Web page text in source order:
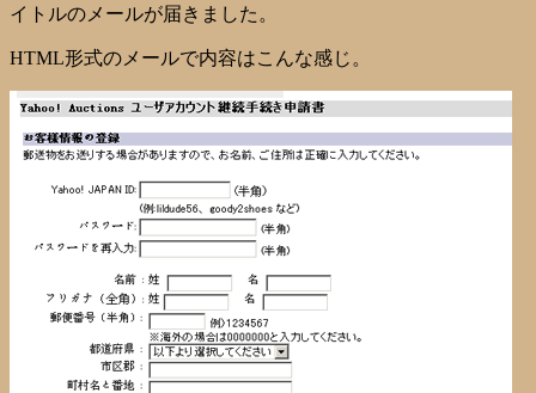
イトルのメールが届きました。
HTML形式のメールで内容はこんな感じ。